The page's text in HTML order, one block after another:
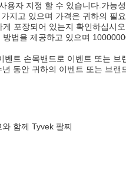
용자 지정 할 수 있습니다.가능
지고 있으며 가격은 귀하의 필
포장되어 있는지 확인하십시
법을 제공하고 있으며
벤트 손목밴드로 이벤트 또는
동안 귀하의 이벤트 또는 브랜
함께 Tyvek 팔찌